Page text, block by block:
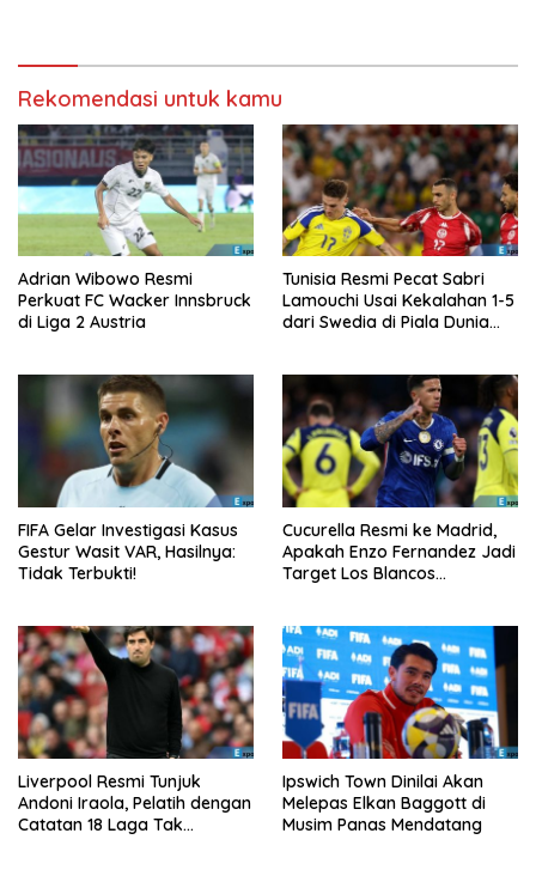
Rekomendasi untuk kamu
Adrian Wibowo Resmi
Perkuat FC Wacker Innsbruck
di Liga 2 Austria
Tunisia Resmi Pecat Sabri
Lamouchi Usai Kekalahan 1-5
dari Swedia di Piala Dunia
FIFA Gelar Investigasi Kasus
Gestur Wasit VAR, Hasilnya:
Tidak Terbukti!
Cucurella Resmi ke Madrid,
Apakah Enzo Fernandez Jadi
Target Los Blancos
Liverpool Resmi Tunjuk
Andoni Iraola, Pelatih dengan
Catatan 18 Laga Tak
Ipswich Town Dinilai Akan
Melepas Elkan Baggott di
Musim Panas Mendatang